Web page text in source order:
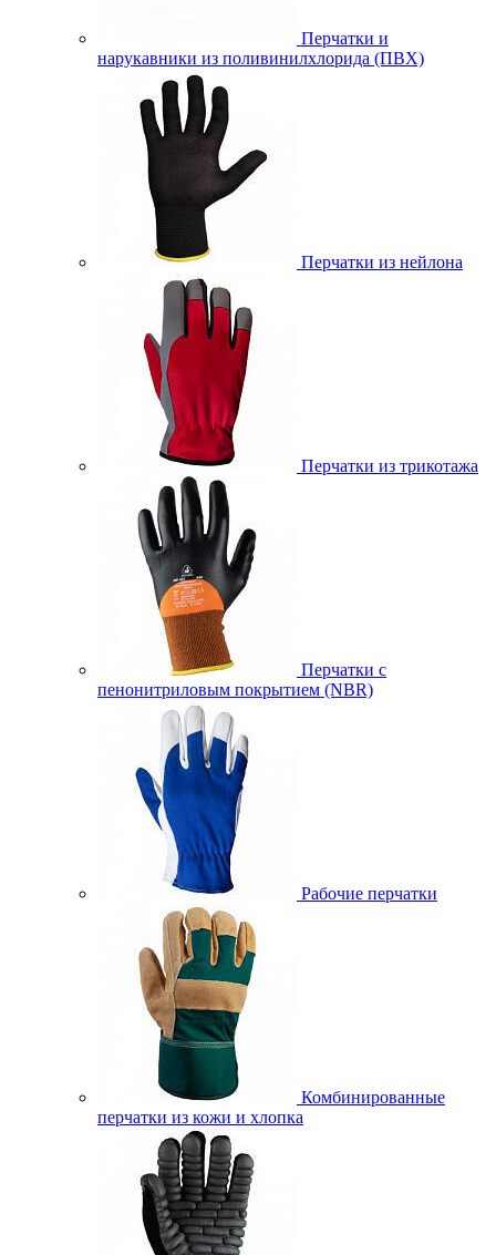
Перчатки и
нарукавники из поливинилхлорида (ПВХ)
Перчатки из нейлона
Перчатки из трикотажа
Перчатки с
пенонитриловым покрытием (NBR)
Рабочие перчатки
Комбинированные
перчатки из кожи и хлопка